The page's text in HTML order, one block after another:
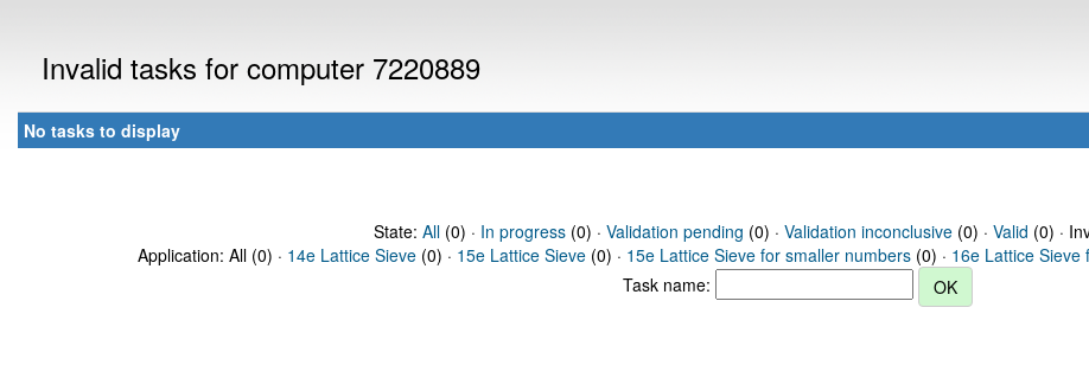
Invalid tasks for computer 7220889
No tasks to display
State: All(0) · In progress(0) · Validation pending (0) · Validation inconclusive(0) · Valid (0) ·
Application: All (0) · 14e Lattice Sieve (0) · 15e Lattice Sieve (0) · 15e Lattice Sieve for smaller numbers (0) · 16e Lattice Sieve
Task name: